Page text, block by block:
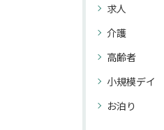
求人
介護
高齢者
小規模デイ
お泊り